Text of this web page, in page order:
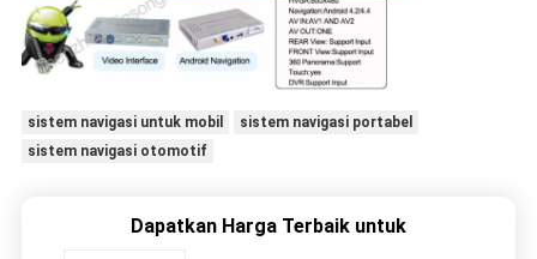
sistem navigasi untuk mobil
sistem navigasi portabel
sistem navigasi otomotif
Dapatkan Harga Terbaik untuk